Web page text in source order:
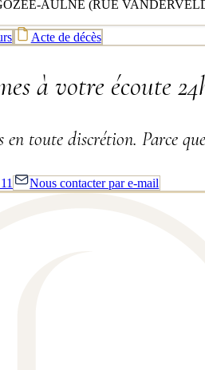
AULNE (RUE
Acte de décès
à votre écoute
en toute discrétion. Parce
Nous contacter par e-mail